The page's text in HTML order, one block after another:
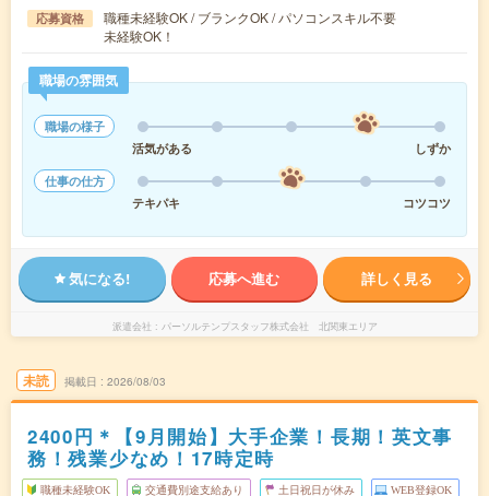
応募資格
職種未経験OK / ブランクOK / パソコンスキル不要
未経験OK！
職場の雰囲気
職場の様子
活気がある
しずか
仕事の仕方
テキパキ
コツコツ
気になる! 応募へ進む 詳しく見る
派遣会社 パーソルテンプスタッフ株式会社 北関東エリア
未読 掲載日 2026/08/03
2400円＊【9月開始】大手企業！長期！英文事
務！残業少なめ！17時定時
職種未経験OK 交通費別途支給あり 土日祝日が休み WEB登録OK